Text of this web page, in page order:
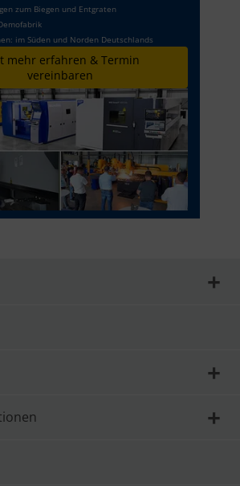
zum Biegen und Entgraten
im Süden und Norden Deutschlands
mehr erfahren & Termin
vereinbaren